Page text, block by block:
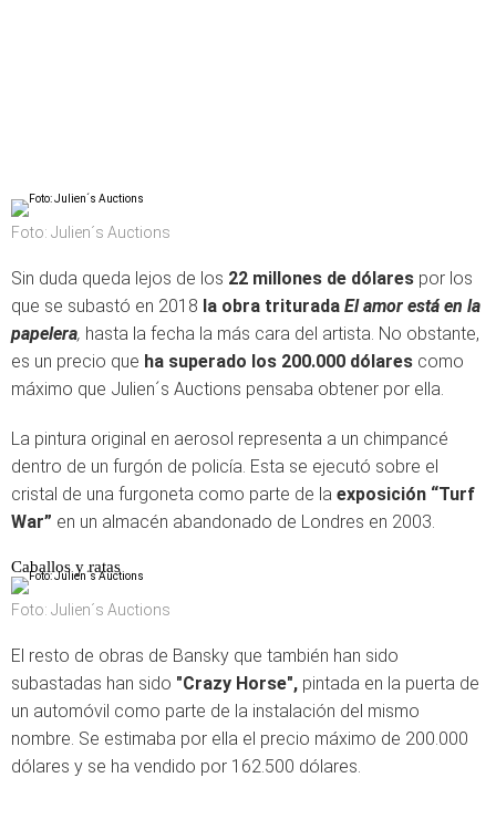
Foto: Julien´s Auctions
Sin duda queda lejos de los 22 millones de dólares por los
que se subastó en 2018 la obra triturada El amor está en la
papelera, hasta la fecha la más cara del artista. No obstante,
es un precio que ha superado los 200.000 dólares como
máximo que Julien´s Auctions pensaba obtener por ella.
La pintura original en aerosol representa a un chimpancé
dentro de un furgón de policía. Esta se ejecutó sobre el
cristal de una furgoneta como parte de la exposición “Turf
War” en un almacén abandonado de Londres en 2003.
Caballos y ratas
Foto: Julien´s Auctions
El resto de obras de Bansky que también han sido
subastadas han sido "Crazy Horse", pintada en la puerta de
un automóvil como parte de la instalación del mismo
nombre. Se estimaba por ella el precio máximo de 200.000
dólares y se ha vendido por 162.500 dólares.